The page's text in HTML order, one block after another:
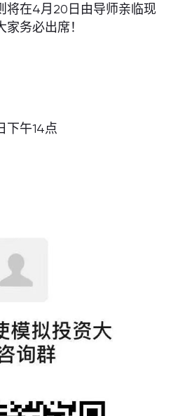
将在4月20日由导师亲临现
务必出席！
下午14点